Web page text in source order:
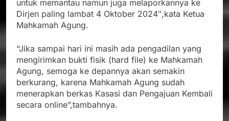
untuk memantau namun juga melaporkannya ke
Dirjen paling lambat 4 Oktober 2024″,kata Ketua
Mahkamah Agung.
“Jika sampai hari ini masih ada pengadilan yang
mengirimkan bukti fisik (hard file) ke Mahkamah
Agung, semoga ke depannya akan semakin
berkurang, karena Mahkamah Agung sudah
menerapkan berkas Kasasi dan Pengajuan Kembali
secara online”,tambahnya.